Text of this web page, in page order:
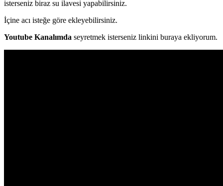
isterseniz biraz su ilavesi yapabilirsiniz.
İçine acı isteğe göre ekleyebilirsiniz.
Youtube Kanalımda seyretmek isterseniz linkini buraya ekliyorum.